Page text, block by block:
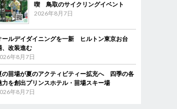
喫 鳥取のサイクリングイベント
2026年8月7日
ールデイダイニングを一新 ヒルトン東京お台
、改装進む
年8月7日
の苗場が夏のアクティビティー拡充へ 四季の各
力を創出プリンスホテル・苗場スキー場
年8月7日